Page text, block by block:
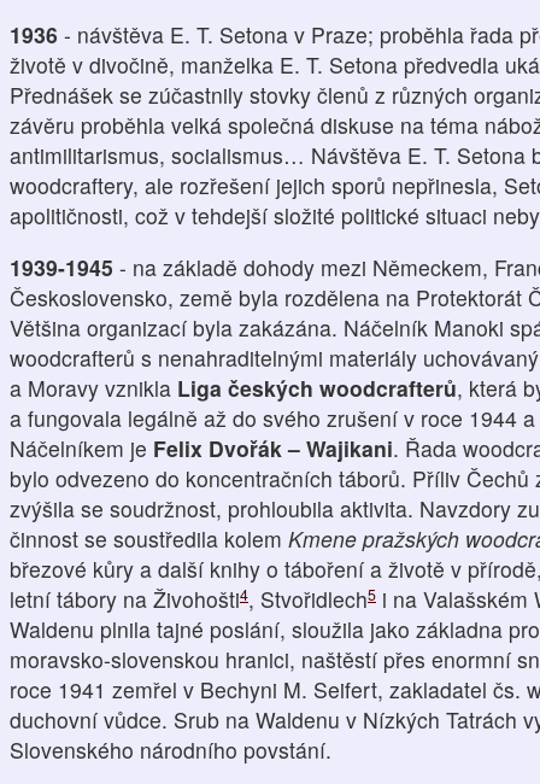
1936 - návštěva E. T. Setona v Praze; proběhla řada
životě v divočině, manželka E. T. Setona předvedla
Přednášek se zúčastnily stovky členů z různých
závěru proběhla velká společná diskuse na téma
antimilitarismus, socialismus… Návštěva E. T. Setona
woodcraftery, ale rozřešení jejich sporů nepřinesla,
apolitičnosti, což v tehdejší složité politické situaci
1939-1945 - na základě dohody mezi Německem,
Československo, země byla rozdělena na Protektorát
Většina organizací byla zakázána. Náčelník Manoki
woodcrafterů s nenahraditelnými materiály
a Moravy vznikla Liga českých woodcrafterů, která
a fungovala legálně až do svého zrušení v roce 1944
Náčelníkem je Felix Dvořák – Wajikani. Řada
bylo odvezeno do koncentračních táborů. Příliv
zvýšila se soudržnost, prohloubila aktivita. Navzdory
činnost se soustředila kolem Kmene pražských
březové kůry a další knihy o táboření a životě v
letní tábory na Živohošti4, Stvořidlech5 i na Valašském
Waldenu plnila tajné poslání, sloužila jako základna
moravsko-slovenskou hranici, naštěstí přes enormní
roce 1941 zemřel v Bechyni M. Seifert, zakladatel čs.
duchovní vůdce. Srub na Waldenu v Nízkých Tatrách
Slovenského národního povstání.